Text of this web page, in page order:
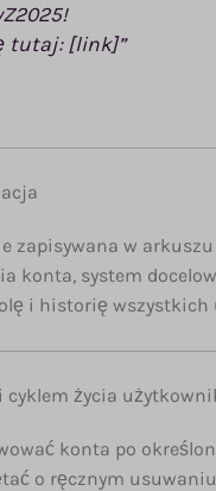
tutaj: [link]”
zapisywana w arkuszu
konta, system
i historię
cyklem życia
konta po
o ręcznym